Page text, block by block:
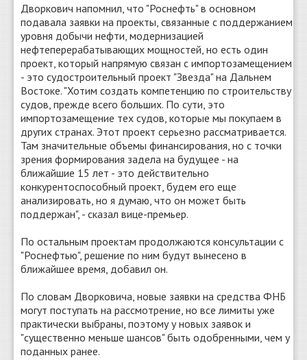
Дворкович напомнил, что "Роснефть" в основном
подавала заявки на проекты, связанные с поддержанием
уровня добычи нефти, модернизацией
нефтеперерабатывающих мощностей, но есть один
проект, который напрямую связан с импортозамещением
- это судостроительный проект "Звезда" на Дальнем
Востоке. "Хотим создать компетенцию по строительству
судов, прежде всего больших. По сути, это
импортозамещение тех судов, которые мы покупаем в
других странах. Этот проект серьезно рассматривается.
Там значительные объемы финансирования, но с точки
зрения формирования задела на будущее - на
ближайшие 15 лет - это действительно
конкурентоспособный проект, будем его еще
анализировать, но я думаю, что он может быть
поддержан", - сказал вице-премьер.
По остальным проектам продолжаются консультации с
"Роснефтью", решение по ним будут вынесено в
ближайшее время, добавил он.
По словам Дворковича, новые заявки на средства ФНБ
могут поступать на рассмотрение, но все лимиты уже
практически выбраны, поэтому у новых заявок и
"существенно меньше шансов" быть одобренными, чем у
поданных ранее.